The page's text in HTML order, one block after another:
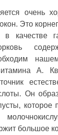
очень
Это
в качестве
А.
Он
которое
большое